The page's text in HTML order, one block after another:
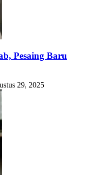
Pesaing Baru
29, 2025